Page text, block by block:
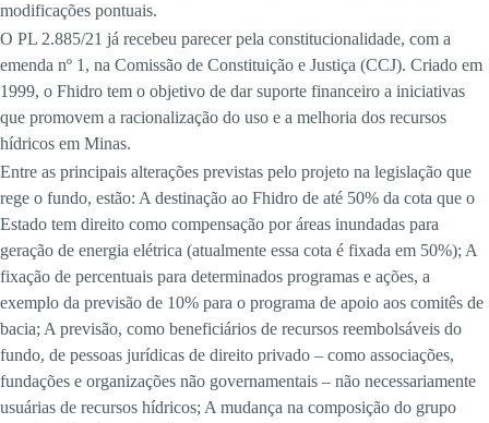
modificações pontuais.
O PL 2.885/21 já recebeu parecer pela constitucionalidade, com a
emenda nº 1, na Comissão de Constituição e Justiça (CCJ). Criado em
1999, o Fhidro tem o objetivo de dar suporte financeiro a iniciativas
que promovem a racionalização do uso e a melhoria dos recursos
hídricos em Minas.
Entre as principais alterações previstas pelo projeto na legislação que
rege o fundo, estão: A destinação ao Fhidro de até 50% da cota que o
Estado tem direito como compensação por áreas inundadas para
geração de energia elétrica (atualmente essa cota é fixada em 50%); A
fixação de percentuais para determinados programas e ações, a
exemplo da previsão de 10% para o programa de apoio aos comitês de
bacia; A previsão, como beneficiários de recursos reembolsáveis do
fundo, de pessoas jurídicas de direito privado – como associações,
fundações e organizações não governamentais – não necessariamente
usuárias de recursos hídricos; A mudança na composição do grupo